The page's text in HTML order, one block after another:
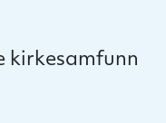
kirkesamfunn